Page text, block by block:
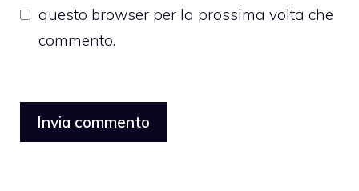
questo browser per la prossima volta che
commento.